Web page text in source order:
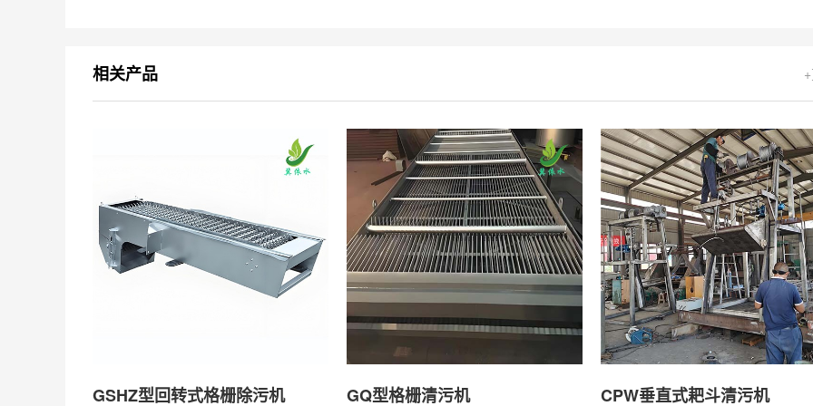
相关产品
GSHZ型回转式格栅除污机 GQ型格栅清污机 CPW垂直式耙斗清污机